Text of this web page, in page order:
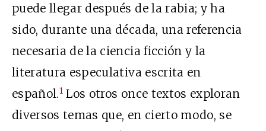
puede llegar después de la rabia; y ha
sido, durante una década, una referencia
necesaria de la ciencia ficción y la
literatura especulativa escrita en
español.1 Los otros once textos exploran
diversos temas que, en cierto modo, se